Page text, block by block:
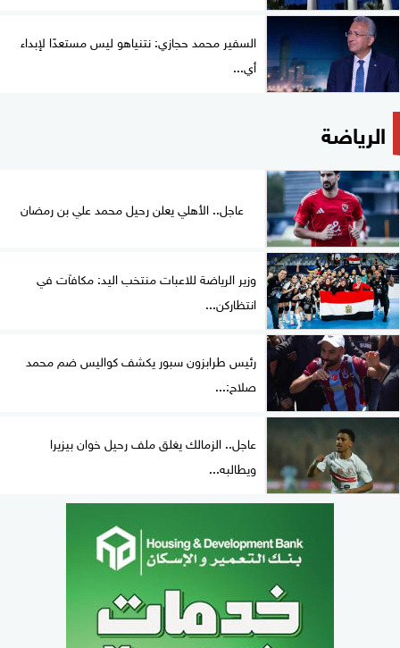
السفير محمد حجازي: نتنياهو ليس مستعدًا لإبداء
أي...
الرياضة
عاجل.. الأهلي يعلن رحيل محمد علي بن رمضان
وزير الرياضة للاعبات منتخب اليد: مكافآت في
انتظاركن...
رئيس طرابزون سبور يكشف كواليس ضم محمد
صلاح:...
عاجل.. الزمالك يغلق ملف رحيل خوان بيزيرا
ويطالبه...